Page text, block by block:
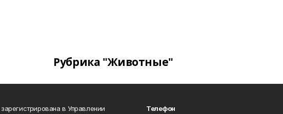
Рубрика "Животные"
в Управлении
Телефон